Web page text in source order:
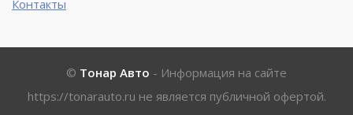
Контакты
© Тонар Авто - Информация на сайте
https://tonarauto.ru не является публичной офертой.